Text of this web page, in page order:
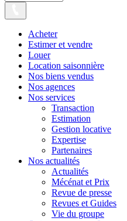
Acheter
Estimer et vendre
Louer
Location saisonnière
Nos biens vendus
Nos agences
Nos services
Transaction
Estimation
Gestion locative
Expertise
Partenaires
Nos actualités
Actualités
Mécénat et Prix
Revue de presse
Revues et Guides
Vie du groupe